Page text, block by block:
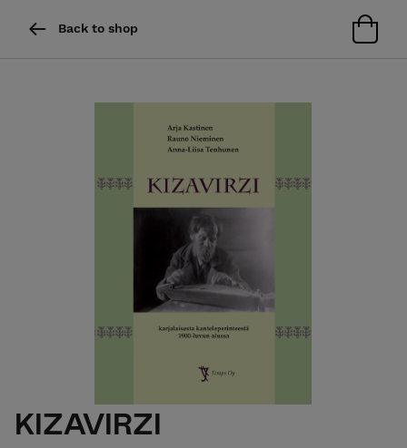
Back to shop
KIZAVIRZI